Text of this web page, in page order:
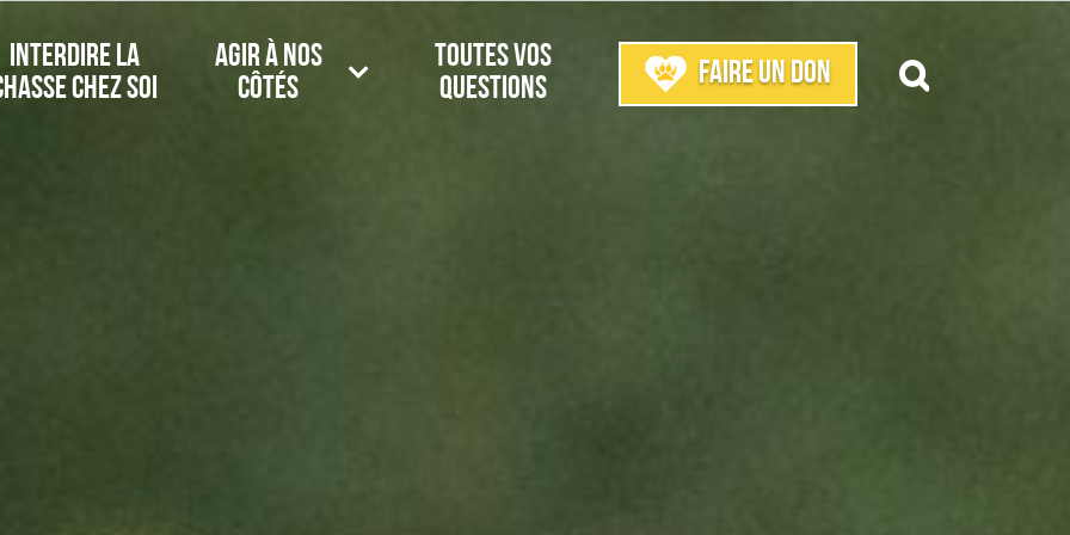
Interdire la
chez soi
Agir à nos
côtés
Toutes vos
questions
Faire un don